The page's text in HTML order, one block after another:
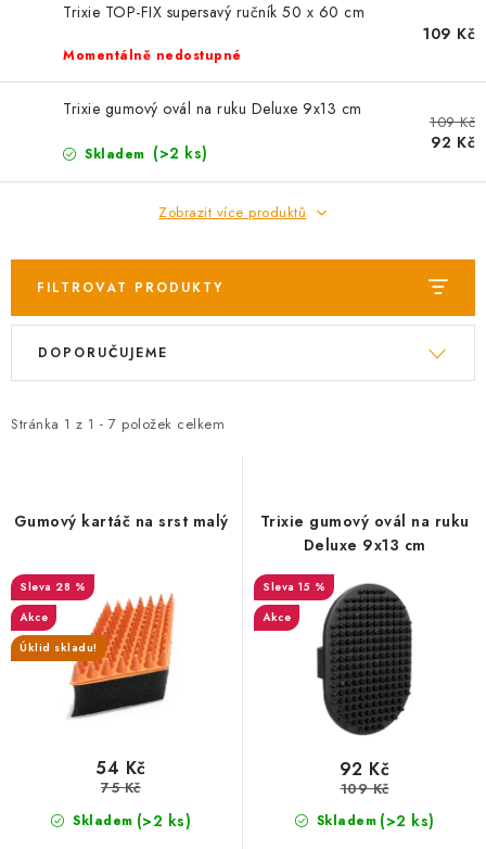
OSTATNÍ
Kontakt Možnosti dopravy
Hodnocení obchodu
Obchodní podmínky
Věrnostní slevy
Trixie TOP-FIX supersavý ručník 50 x 60 cm
Momentálně nedostupné
109 Kč
Trixie gumový ovál na ruku Deluxe 9x13 cm
Skladem (>2 ks)
109 Kč
92 Kč
Zobrazit více produktů
FILTROVAT PRODUKTY
V
i
r
d
u
k
t
Stránka 1 z 1 - 7 položek celkem
Ř
e
p
o
d
u
k
DOPORUČUJEME
Gumový kartáč na srst malý
28 %
Akce
Úklid skladu!
Skladem (>2 ks)
54 Kč
75 Kč
Trixie gumový ovál na ruku
Deluxe 9x13 cm
15 %
Akce
Skladem (>2 ks)
92 Kč
109 Kč